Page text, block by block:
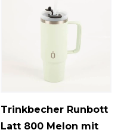
Trinkbecher Runbott
Latt 800 Melon mit